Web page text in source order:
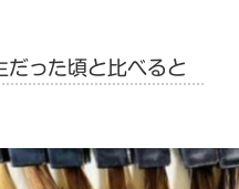
だった頃と比べると